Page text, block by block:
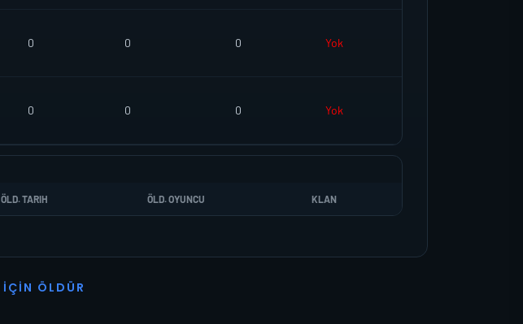
0 0 0 Yok
0 0 0 Yok
ÖLD. TARIH ÖLD. OYUNCU KLAN
İ ÇI N Ö L D Ü R